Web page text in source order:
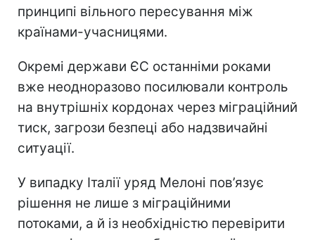
принципі вільного пересування між
країнами-учасницями.
Окремі держави ЄС останніми роками
вже неодноразово посилювали контроль
на внутрішніх кордонах через міграційний
тиск, загрози безпеці або надзвичайні
ситуації.
У випадку Італії уряд Мелоні пов’язує
рішення не лише з міграційними
потоками, а й із необхідністю перевірити